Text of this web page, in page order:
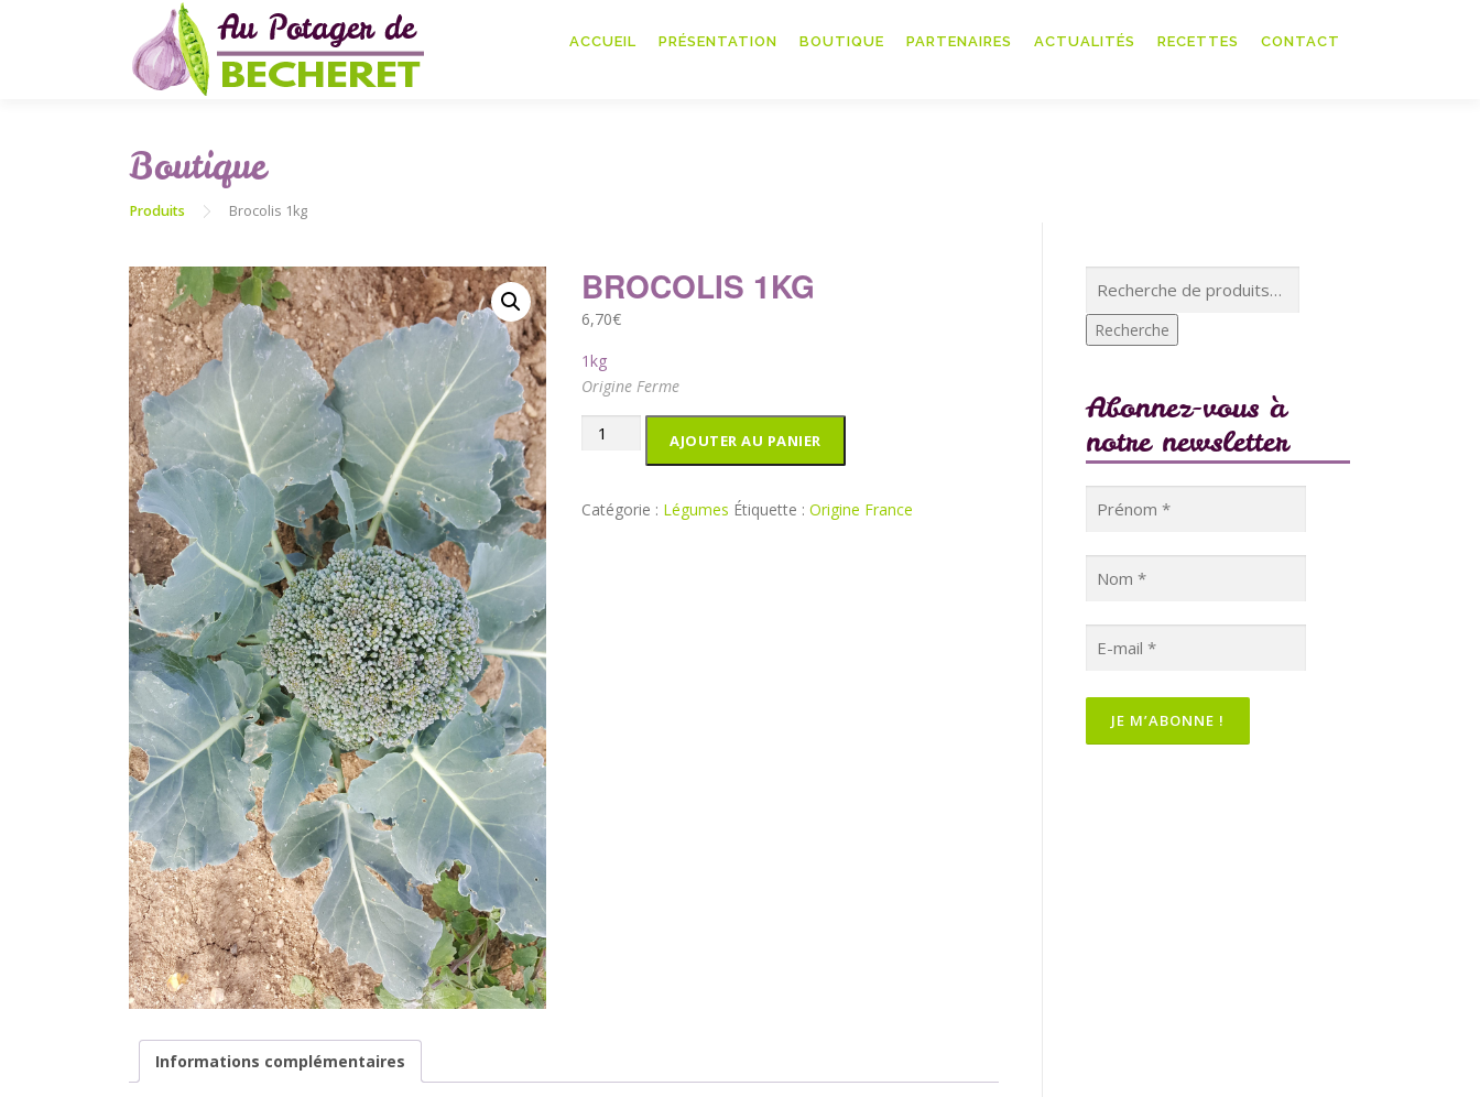
ACCUEIL PRÉSENTATION BOUTIQUE PARTENAIRES ACTUALITÉS RECETTES CONTACT
Boutique
Produits Brocolis 1kg
BROCOLIS 1KG
6,70€
1kg
Origine Ferme
quantité
1kg
AJOUTER AU PANIER
Catégorie : Légumes Étiquette : Origine France
Informations complémentaires
pour :
Recherche
Abonnez-vous à
notre newsletter